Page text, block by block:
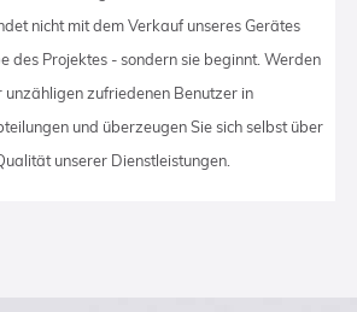
nicht mit dem Verkauf unseres Gerätes
des Projektes - sondern sie beginnt. Werden
unzähligen zufriedenen Benutzer in
und überzeugen Sie sich selbst über
unserer Dienstleistungen.